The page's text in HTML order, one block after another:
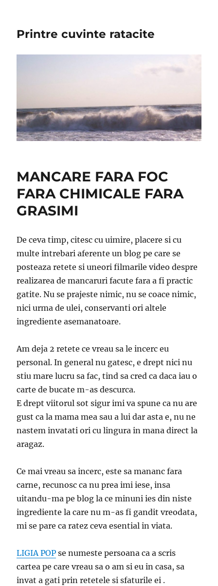
Printre cuvinte ratacite
MANCARE FARA FOC
FARA CHIMICALE FARA
GRASIMI
De ceva timp, citesc cu uimire, placere si cu
multe intrebari aferente un blog pe care se
posteaza retete si uneori filmarile video despre
realizarea de mancaruri facute fara a fi practic
gatite. Nu se prajeste nimic, nu se coace nimic,
nici urma de ulei, conservanti ori altele
ingrediente asemanatoare.
Am deja 2 retete ce vreau sa le incerc eu
personal. In general nu gatesc, e drept nici nu
stiu mare lucru sa fac, tind sa cred ca daca iau o
carte de bucate m-as descurca.
E drept viitorul sot sigur imi va spune ca nu are
gust ca la mama mea sau a lui dar asta e, nu ne
nastem invatati ori cu lingura in mana direct la
aragaz.
Ce mai vreau sa incerc, este sa mananc fara
carne, recunosc ca nu prea imi iese, insa
uitandu-ma pe blog la ce minuni ies din niste
ingrediente la care nu m-as fi gandit vreodata,
mi se pare ca ratez ceva esential in viata.
LIGIA POP se numeste persoana ca a scris
cartea pe care vreau sa o am si eu in casa, sa
invat a gati prin retetele si sfaturile ei .